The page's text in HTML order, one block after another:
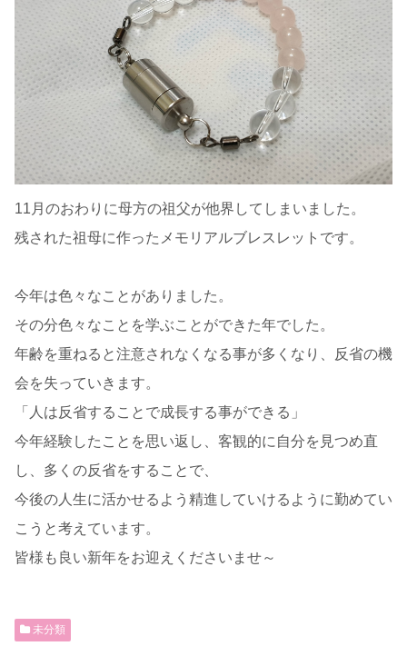
11月のおわりに母方の祖父が他界してしまいました。
残された祖母に作ったメモリアルブレスレットです。
今年は色々なことがありました。
その分色々なことを学ぶことができた年でした。
年齢を重ねると注意されなくなる事が多くなり、反省の機
会を失っていきます。
「人は反省することで成長する事ができる」
今年経験したことを思い返し、客観的に自分を見つめ直
し、多くの反省をすることで、
今後の人生に活かせるよう精進していけるように勤めてい
こうと考えています。
皆様も良い新年をお迎えくださいませ～
未分類